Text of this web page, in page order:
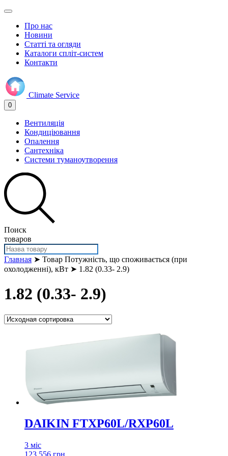
Про нас
Новини
Статті та огляди
Каталоги спліт-систем
Контакти
Climate Service
0
Вентиляція
Кондиціювання
Опалення
Сантехніка
Системи туманоутворення
Поиск
товаров
Главная ➤ Товар Потужність, що споживається (при
охолодженні), кВт ➤ 1.82 (0.33- 2.9)
1.82 (0.33- 2.9)
DAIKIN FTXP60L/RXP60L
3 міс